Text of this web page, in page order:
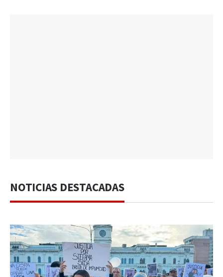
NOTICIAS DESTACADAS